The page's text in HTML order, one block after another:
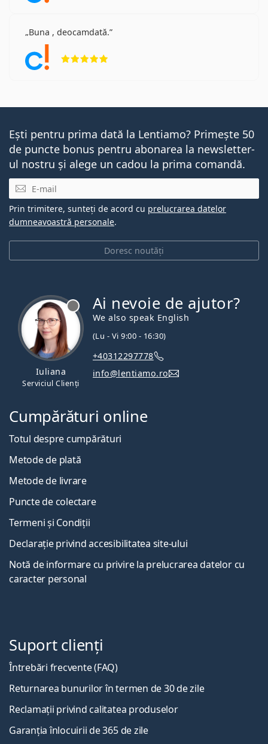
Buna , deocamdată.
Ești pentru prima dată la Lentiamo? Primește 50
de puncte bonus pentru abonarea la newsletter-
ul nostru și alege un cadou la prima comandă.
E-mail
Doresc noutăți
Prin trimitere, sunteți de acord cu prelucrarea datelor
dumneavoastră personale.
Iuliana
Serviciul Clienți
Ai nevoie de ajutor?
We also speak English
(Lu - Vi 9:00 - 16:30)
+40312297778
info@lentiamo.ro
Cumpărături online
Totul despre cumpărături
Metode de plată
Metode de livrare
Puncte de colectare
Termeni și Condiții
Declarație privind accesibilitatea site-ului
Notă de informare cu privire la prelucrarea datelor cu
caracter personal
Suport clienți
Întrebări frecvente (FAQ)
Returnarea bunurilor în termen de 30 de zile
Reclamații privind calitatea produselor
Garanția înlocuirii de 365 de zile